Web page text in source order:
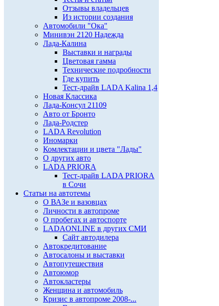
Отзывы владельцев
Из истории создания
Автомобили "Ока"
Минивэн 2120 Надежда
Лада-Калина
Выставки и награды
Цветовая гамма
Технические подробности
Где купить
Тест-драйв LADA Kalina 1,4
Новая Классика
Лада-Консул 21109
Авто от Бронто
Лада-Родстер
LADA Revolution
Иномарки
Комлектации и цвета "Лады"
О других авто
LADA PRIORA
Тест-драйв LADA PRIORA
в Сочи
Статьи на автотемы
О ВАЗе и вазовцах
Личности в автопроме
О пробегах и автоспорте
LADAONLINE в других СМИ
Сайт автодилера
Автокредитование
Автосалоны и выставки
Автопутешествия
Автоюмор
Автокластеры
Женщина и автомобиль
Кризис в автопроме 2008-...